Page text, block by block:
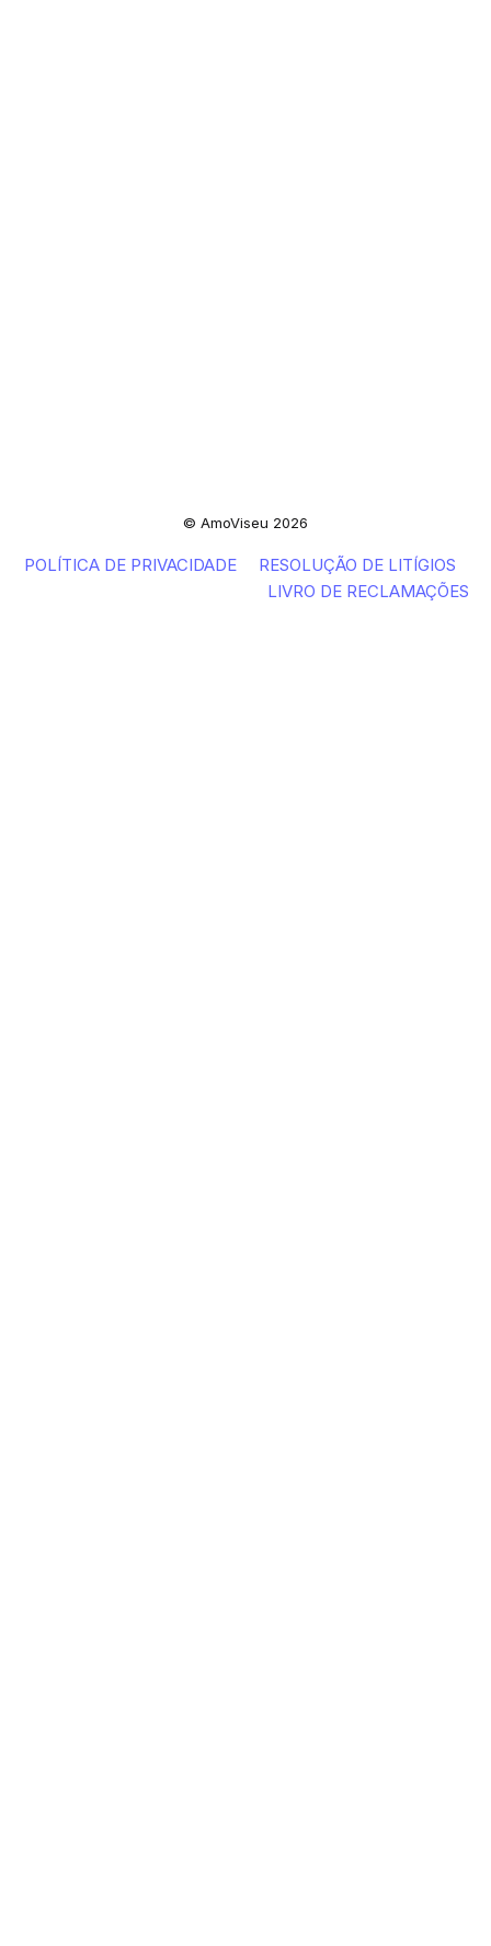
© AmoViseu 2026
POLÍTICA DE PRIVACIDADE
RESOLUÇÃO DE LITÍGIOS
LIVRO DE RECLAMAÇÕES